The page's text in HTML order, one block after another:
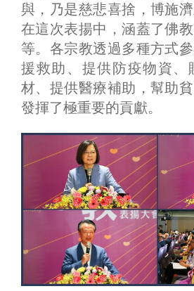
與，乃是慈悲喜捨，博施濟
在這次表揚中，涵蓋了佛
等。各宗教透過多種方式
援救助、提供防疫物資、
材、提供醫療補助，幫助
發揮了極重要的貢獻。